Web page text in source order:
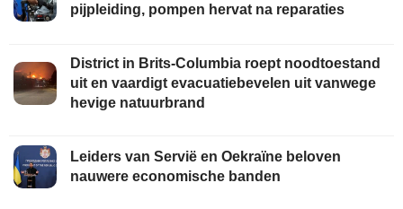
pijpleiding, pompen hervat na reparaties
District in Brits-Columbia roept noodtoestand
uit en vaardigt evacuatiebevelen uit vanwege
hevige natuurbrand
Leiders van Servië en Oekraïne beloven
nauwere economische banden